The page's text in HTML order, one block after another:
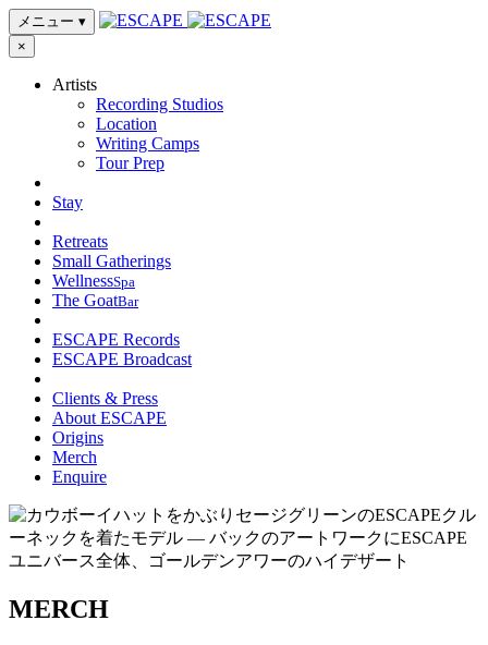
メニュー ▾
×
Artists
Recording Studios
Location
Writing Camps
Tour Prep
Stay
Retreats
Small Gatherings
WellnessSpa
The GoatBar
ESCAPE Records
ESCAPE Broadcast
Clients & Press
About ESCAPE
Origins
Merch
Enquire
MERCH